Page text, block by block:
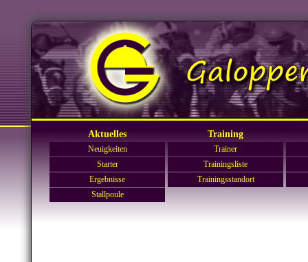
Aktuelles Training
Neuigkeiten
Starter
Ergebnisse
Stallpoule
Trainer
Trainingsliste
Trainingsstandort